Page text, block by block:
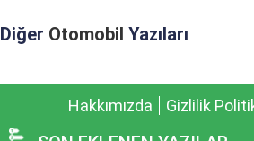
Diğer Otomobil Yazıları
Hakkımızda Gizlilik